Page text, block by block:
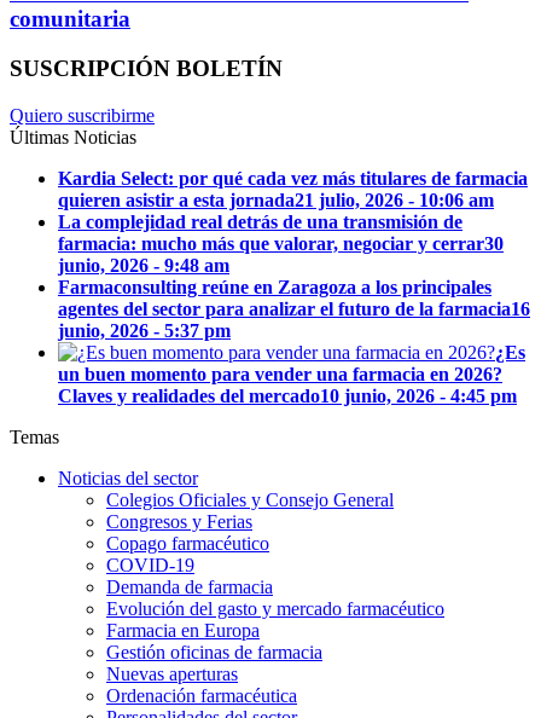
comunitaria
SUSCRIPCIÓN BOLETÍN
Quiero suscribirme
Últimas Noticias
Kardia Select: por qué cada vez más titulares de farmacia
quieren asistir a esta jornada21 julio, 2026 - 10:06 am
La complejidad real detrás de una transmisión de
farmacia: mucho más que valorar, negociar y cerrar30
junio, 2026 - 9:48 am
Farmaconsulting reúne en Zaragoza a los principales
agentes del sector para analizar el futuro de la farmacia16
junio, 2026 - 5:37 pm
¿Es
un buen momento para vender una farmacia en 2026?
Claves y realidades del mercado10 junio, 2026 - 4:45 pm
Temas
Noticias del sector
Colegios Oficiales y Consejo General
Congresos y Ferias
Copago farmacéutico
COVID-19
Demanda de farmacia
Evolución del gasto y mercado farmacéutico
Farmacia en Europa
Gestión oficinas de farmacia
Nuevas aperturas
Ordenación farmacéutica